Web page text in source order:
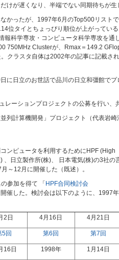
が遅くなり、半端でない同期待ちが生
ったが、1997年6月のTop500リスト
位タイとちょっぴり順位が上がってい
科学専攻・コンピュータ科学専攻を通
750MHz Clusterが、Rmax＝149.2
クラスタ自体は2002年の記事に記載され
日立のお世話で品川の日立和彊館で
ーションプロジェクトの公募を行い、
列計算機開発」プロジェクト（代表岩
ンピュータを利用するためにHPF (High
、日立製作所(株)、 日本電気(株)の3社の
～12月に開催した（既述）。
参加を得て 「 HPF合同検討会
催した。検討会は以下のように、1997年
2日 4月16日 4月21日
5回 第6回 第7回
16日 1998年 1月14日